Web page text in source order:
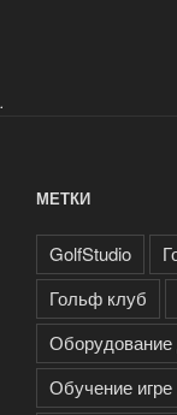
.
МЕТКИ
GolfStudio
Гольф клуб
Обучение